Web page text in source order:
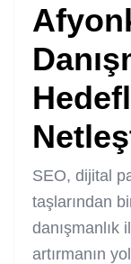
SEO, dijital
taşlarından
danışmanlık
artırmanın